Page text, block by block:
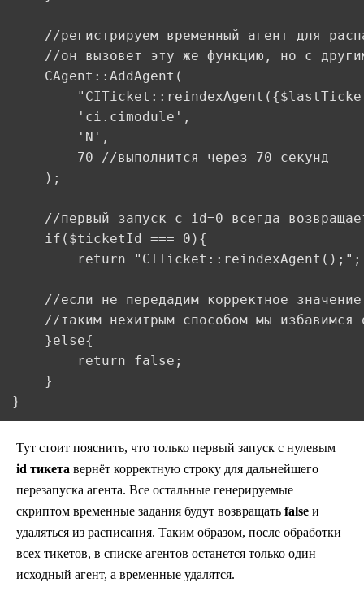
Тут стоит пояснить, что только первый запуск с нулевым
id тикета вернёт корректную строку для дальнейшего
перезапуска агента. Все остальные генерируемые
скриптом временные задания будут возвращать false и
удаляться из расписания. Таким образом, после обработки
всех тикетов, в списке агентов останется только один
исходный агент, а временные удалятся.